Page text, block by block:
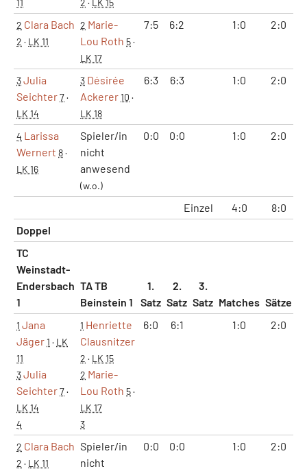
11
2 · LK 15
2 Clara Bach
2 · LK 11
2 Marie-
Lou Roth 5·
LK 17
7:5 6:2 1:0 2:0
3Julia
Seichter7·
LK 14
3 Désirée
Ackerer10 ·
LK 18
6:3 6:3 1:0 2:0
4 Larissa
Wernert 8·
LK 16
Spieler/in
nicht
anwesend
(w.o.)
0:0 0:0 1:0 2:0
Einzel 4:0 8:0
Doppel
TC
Weinstadt-
Endersbach
1
TA TB
Beinstein 1
1.
Satz
2.
Satz
3.
Satz Matches Sätze
1 Jana
Jäger1 · LK
11
3Julia
Seichter7·
LK 14
4
1 Henriette
Clausnitzer
2 · LK 15
2 Marie-
Lou Roth 5·
LK 17
3
6:0 6:1 1:0 2:0
2 Clara Bach
2 · LK 11
Spieler/in
nicht
0:0 0:0 1:0 2:0